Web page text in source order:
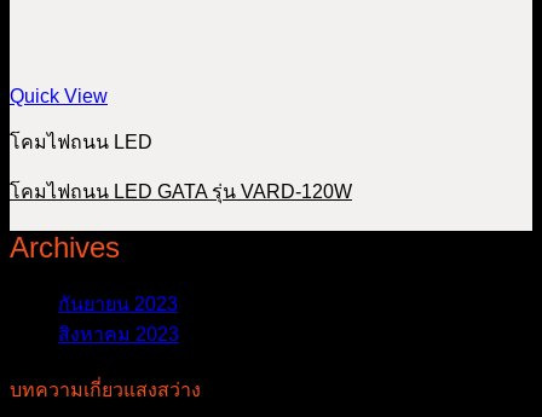
Quick View
โคมไฟถนน LED
โคมไฟถนน LED GATA รุ่น VARD-120W
Archives
กันยายน 2023
สิงหาคม 2023
บทความเกี่ยวแสงสว่าง